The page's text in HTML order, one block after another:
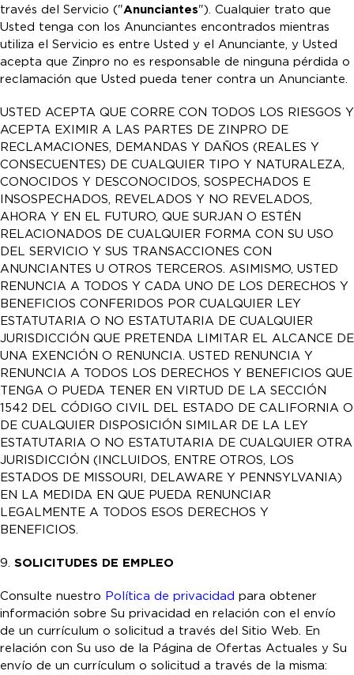
través del Servicio ("Anunciantes"). Cualquier trato que
Usted tenga con los Anunciantes encontrados mientras
utiliza el Servicio es entre Usted y el Anunciante, y Usted
acepta que Zinpro no es responsable de ninguna pérdida o
reclamación que Usted pueda tener contra un Anunciante.
USTED ACEPTA QUE CORRE CON TODOS LOS RIESGOS Y
ACEPTA EXIMIR A LAS PARTES DE ZINPRO DE
RECLAMACIONES, DEMANDAS Y DAÑOS (REALES Y
CONSECUENTES) DE CUALQUIER TIPO Y NATURALEZA,
CONOCIDOS Y DESCONOCIDOS, SOSPECHADOS E
INSOSPECHADOS, REVELADOS Y NO REVELADOS,
AHORA Y EN EL FUTURO, QUE SURJAN O ESTÉN
RELACIONADOS DE CUALQUIER FORMA CON SU USO
DEL SERVICIO Y SUS TRANSACCIONES CON
ANUNCIANTES U OTROS TERCEROS. ASIMISMO, USTED
RENUNCIA A TODOS Y CADA UNO DE LOS DERECHOS Y
BENEFICIOS CONFERIDOS POR CUALQUIER LEY
ESTATUTARIA O NO ESTATUTARIA DE CUALQUIER
JURISDICCIÓN QUE PRETENDA LIMITAR EL ALCANCE DE
UNA EXENCIÓN O RENUNCIA. USTED RENUNCIA Y
RENUNCIA A TODOS LOS DERECHOS Y BENEFICIOS QUE
TENGA O PUEDA TENER EN VIRTUD DE LA SECCIÓN
1542 DEL CÓDIGO CIVIL DEL ESTADO DE CALIFORNIA O
DE CUALQUIER DISPOSICIÓN SIMILAR DE LA LEY
ESTATUTARIA O NO ESTATUTARIA DE CUALQUIER OTRA
JURISDICCIÓN (INCLUIDOS, ENTRE OTROS, LOS
ESTADOS DE MISSOURI, DELAWARE Y PENNSYLVANIA)
EN LA MEDIDA EN QUE PUEDA RENUNCIAR
LEGALMENTE A TODOS ESOS DERECHOS Y
BENEFICIOS.
9. SOLICITUDES DE EMPLEO
Consulte nuestro Política de privacidad para obtener
información sobre Su privacidad en relación con el envío
de un currículum o solicitud a través del Sitio Web. En
relación con Su uso de la Página de Ofertas Actuales y Su
envío de un currículum o solicitud a través de la misma: